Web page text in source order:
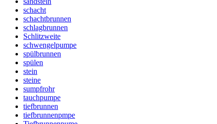
schacht
schachtbrunnen
schlagbrunnen
Schlitzweite
schwengelpumpe
spülbrunnen
spülen
stein
steine
sumpfrohr
tauchpumpe
tiefbrunnen
tiefbrunnenpmpe